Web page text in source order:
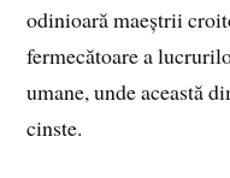
odinioară maeștrii
fermecătoare a
umane, unde această
cinste.